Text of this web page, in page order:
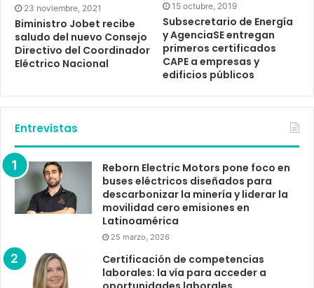
23 noviembre, 2021
Biministro Jobet recibe
saludo del nuevo Consejo
Directivo del Coordinador
Eléctrico Nacional
15 octubre, 2019
Subsecretario de Energía
y AgenciaSE entregan
primeros certificados
CAPE a empresas y
edificios públicos
Entrevistas
Reborn Electric Motors pone foco en
buses eléctricos diseñados para
descarbonizar la minería y liderar la
movilidad cero emisiones en
Latinoamérica
25 marzo, 2026
Certificación de competencias
laborales: la vía para acceder a